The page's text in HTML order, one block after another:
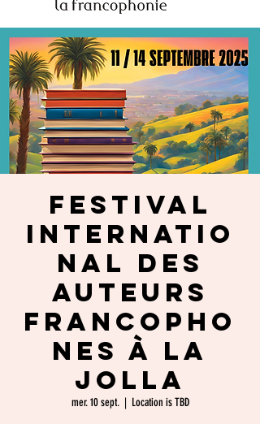
Festival
Internatio
nal des
Auteurs
Francopho
nes à La
Jolla
mer. 10 sept.
  |
Location is TBD